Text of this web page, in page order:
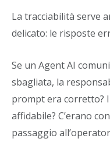
La tracciabilità serve
delicato: le risposte
Se un Agent AI
sbagliata, la
prompt era corretto?
affidabile? C’erano
passaggio